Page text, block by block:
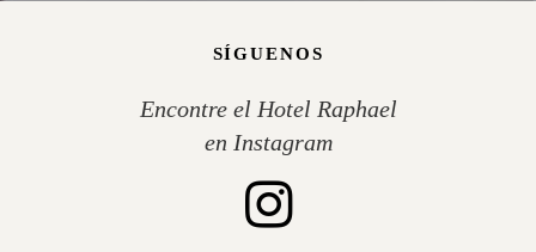
SÍGUENOS
Encontre el Hotel Raphael
en Instagram